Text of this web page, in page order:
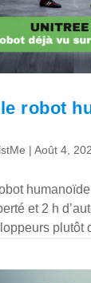
robot
|Août 4,
et 2 h
plutôt